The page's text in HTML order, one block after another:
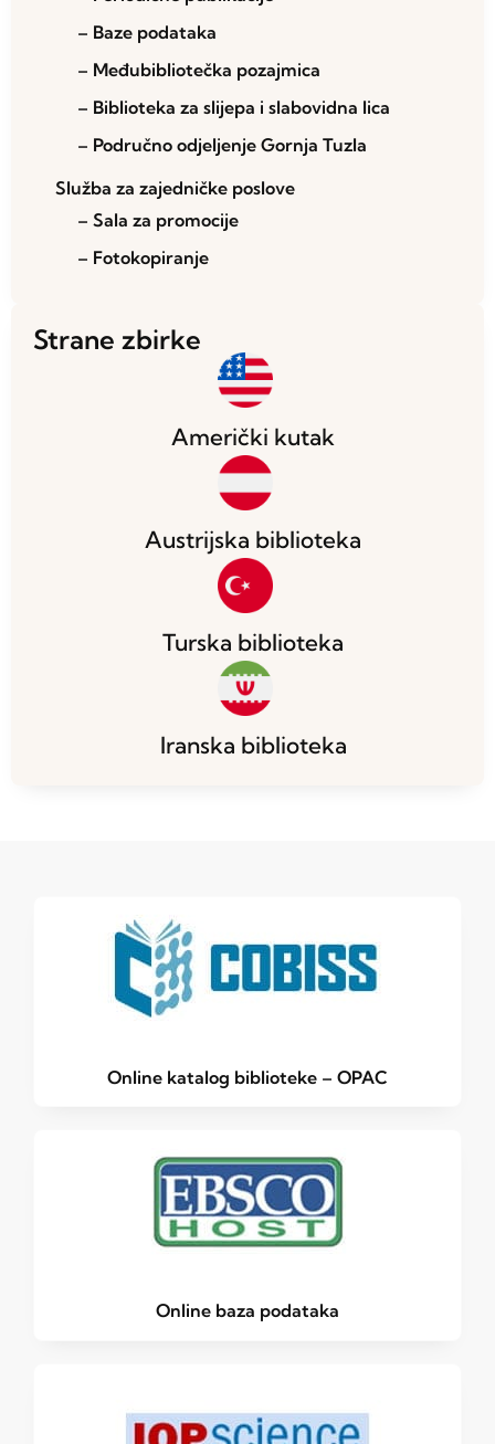
– Baze podataka
– Međubibliotečka pozajmica
– Biblioteka za slijepa i slabovidna lica
– Područno odjeljenje Gornja Tuzla
Služba za zajedničke poslove
– Sala za promocije
– Fotokopiranje
Strane zbirke
Američki kutak
Austrijska biblioteka
Turska biblioteka
Iranska biblioteka
Online katalog biblioteke – OPAC
Online baza podataka